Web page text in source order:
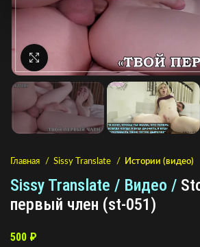
Нажмите, чтобы увеличить
Главная Sissy Translate Истории (видео)
Sissy Translate / Видео /
первый член (st-051)
500 ₽